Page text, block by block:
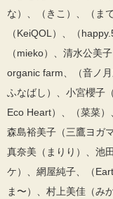
な）、（きこ）、（ま
（KeiQOL）、（
（mieko）、清水公美
organic farm、（音ノ
ふなばし）、小宮櫻子
Eco Heart）、（菜菜）
森島裕美子（三鷹ヨガ
真奈美（まりり）、池
ケ）、網屋純子、（
ま〜）、村上美佳（み